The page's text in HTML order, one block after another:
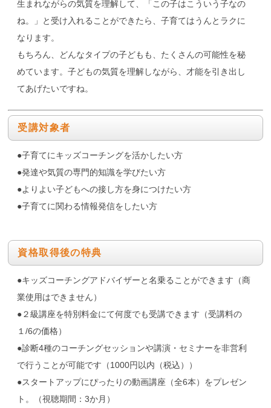
生まれながらの気質を理解して、「この子はこういう子なの
ね。」と受け入れることができたら、子育てはうんとラクに
なります。
もちろん、どんなタイプの子どもも、たくさんの可能性を秘
めています。子どもの気質を理解しながら、才能を引き出し
てあげたいですね。
受講対象者
●子育てにキッズコーチングを活かしたい方
●発達や気質の専門的知識を学びたい方
●よりよい子どもへの接し方を身につけたい方
●子育てに関わる情報発信をしたい方
資格取得後の特典
●キッズコーチングアドバイザーと名乗ることができます（商
業使用はできません）
●２級講座を特別料金にて何度でも受講できます（受講料の
１/6の価格）
●診断4種のコーチングセッションや講演・セミナーを非営利
で行うことが可能です（1000円以内（税込））
●スタートアップにぴったりの動画講座（全6本）をプレゼン
ト。（視聴期間：3か月）